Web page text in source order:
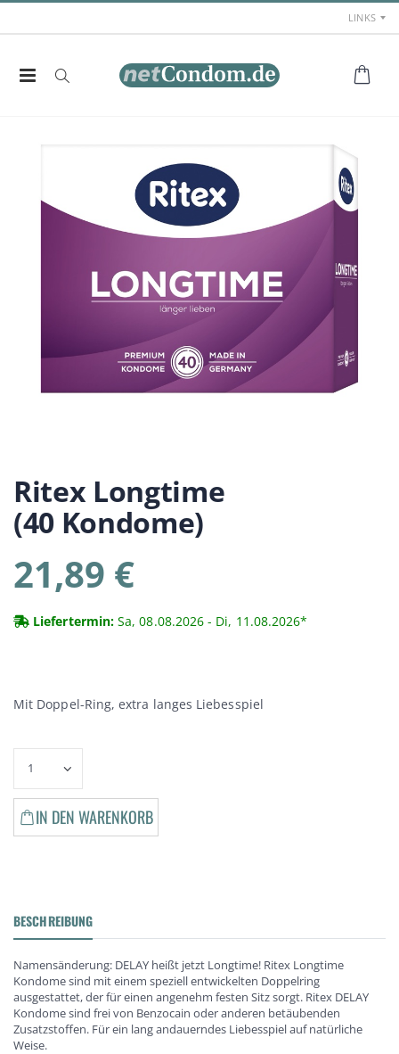
LINKS
Ritex Longtime
(40 Kondome)
21,89 €
Liefertermin: Sa, 08.08.2026 - Di, 11.08.2026*
Mit Doppel-Ring, extra langes Liebesspiel
IN DEN WARENKORB
BESCHREIBUNG
Namensänderung: DELAY heißt jetzt Longtime! Ritex Longtime
Kondome sind mit einem speziell entwickelten Doppelring
ausgestattet, der für einen angenehm festen Sitz sorgt. Ritex DELAY
Kondome sind frei von Benzocain oder anderen betäubenden
Zusatzstoffen. Für ein lang andauerndes Liebesspiel auf natürliche
Weise.